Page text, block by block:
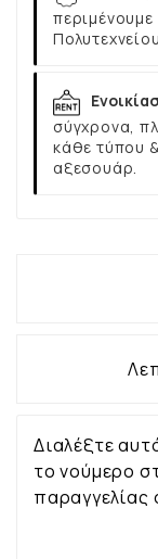
σύγχρονα,
κάθε τύπου
αξεσουάρ.
Διαλέξτε
το νούμερο
παραγγελίας